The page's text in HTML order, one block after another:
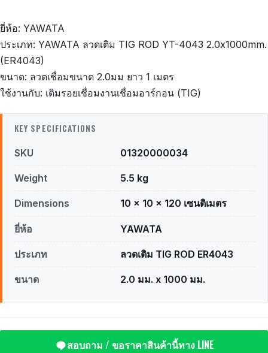
ยี่ห้อ: YAWATA
ประเภท: YAWATA ลวดเติม TIG ROD YT-4043 2.0x1000mm.
(ER4043)
ขนาด: ลวดเชื่อมขนาด 2.0มม ยาว 1 เมตร
ใช้งานกับ: เติมรอยเชื่อมงานเชื่อมอาร์กอน (TIG)
KEY SPECIFICATIONS
SKU 01320000034
Weight 5.5 kg
Dimensions 10 × 10 × 120 เซนติเมตร
ยี่ห้อ YAWATA
ประเภท ลวดเติม TIG ROD ER4043
ขนาด 2.0 มม. x 1000 มม.
สอบถาม / ขอราคาสินค้านี้ทาง LINE